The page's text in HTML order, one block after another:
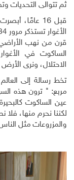
ثم تتوالى التحديات
قبل 16
قرن من نهب
الساكوت في
الاحتلال، ونرى
مربع: " ترون هذه
عين الساكوت
لكننا نحرم منها، فلا
والمزروعات مثل